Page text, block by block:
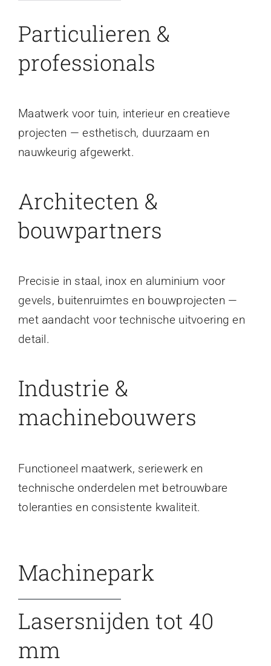
Particulieren &
professionals
Maatwerk voor tuin, interieur en creatieve
projecten — esthetisch, duurzaam en
nauwkeurig afgewerkt.
Architecten &
bouwpartners
Precisie in staal, inox en aluminium voor
gevels, buitenruimtes en bouwprojecten —
met aandacht voor technische uitvoering en
detail.
Industrie &
machinebouwers
Functioneel maatwerk, seriewerk en
technische onderdelen met betrouwbare
toleranties en consistente kwaliteit.
Machinepark
Lasersnijden tot 40
mm